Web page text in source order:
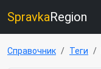
SpravkaRegion
Справочник Теги